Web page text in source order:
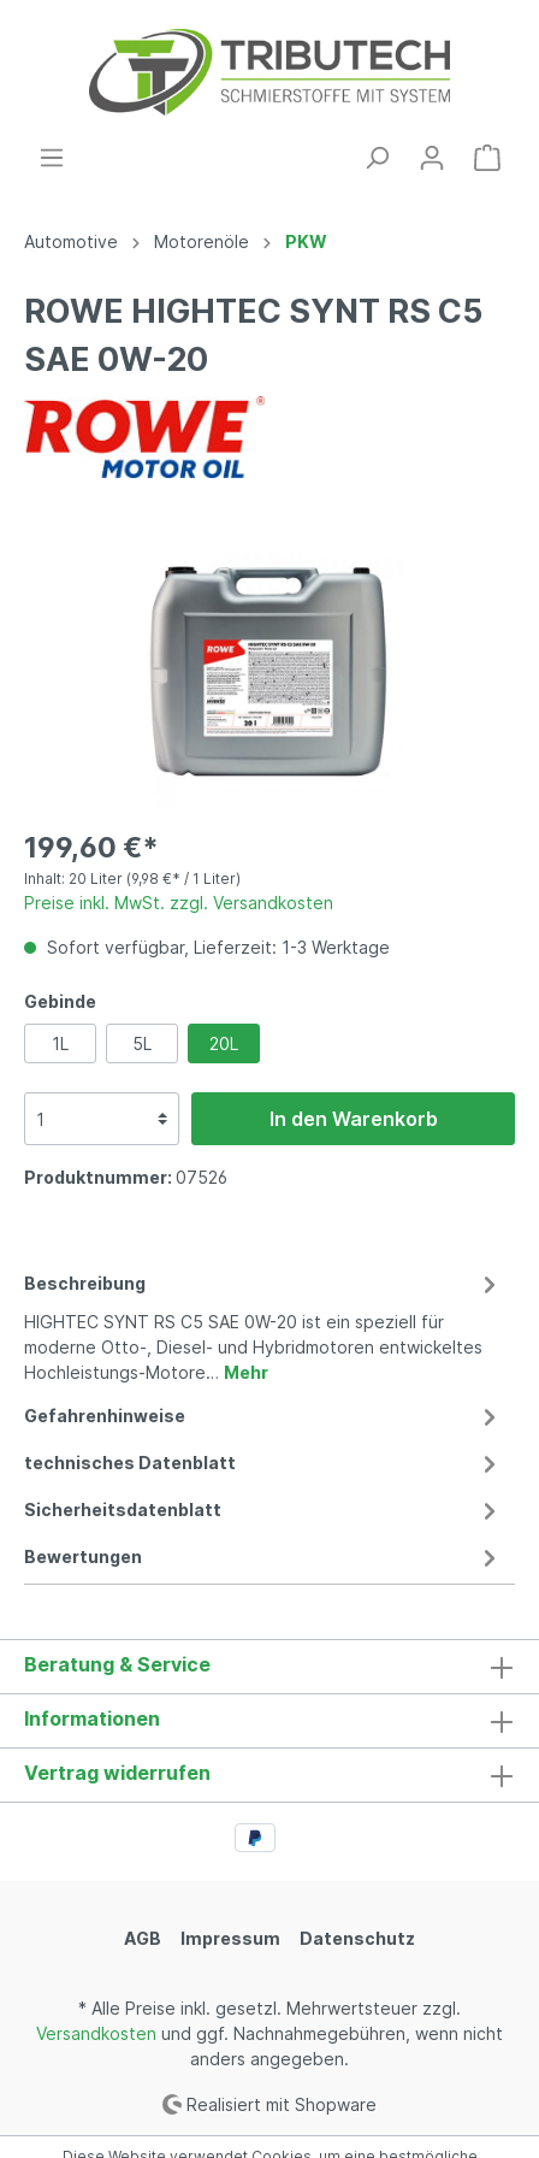
Automotive Motorenöle PKW
ROWE HIGHTEC SYNT RS C5
SAE 0W-20
199,60 €*
Inhalt: 20 Liter (9,98 €* / 1 Liter)
Preise inkl. MwSt. zzgl. Versandkosten
Sofort verfügbar, Lieferzeit: 1-3 Werktage
Gebinde
1L 5L 20L
In den Warenkorb
Produktnummer: 07526
Beschreibung
HIGHTEC SYNT RS C5 SAE 0W-20 ist ein speziell für
moderne Otto-, Diesel- und Hybridmotoren entwickeltes
Hochleistungs-Motore… Mehr
Gefahrenhinweise
technisches Datenblatt
Sicherheitsdatenblatt
Bewertungen
Beratung & Service
Informationen
Vertrag widerrufen
AGB Impressum Datenschutz
* Alle Preise inkl. gesetzl. Mehrwertsteuer zzgl.
Versandkosten und ggf. Nachnahmegebühren, wenn nicht
anders angegeben.
Realisiert mit Shopware